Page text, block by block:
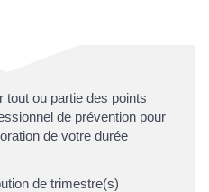
tout ou partie des points
de prévention pour
de votre durée
de trimestre(s)